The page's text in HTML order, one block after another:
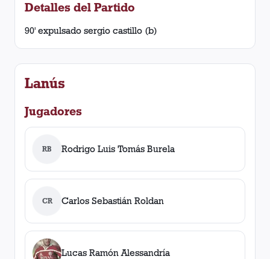
Detalles del Partido
90' expulsado sergio castillo (b)
Lanús
Jugadores
RB Rodrigo Luis Tomás Burela
CR Carlos Sebastián Roldan
Lucas Ramón Alessandría